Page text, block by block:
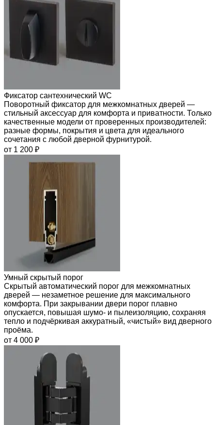
Фиксатор сантехнический WC
Поворотный фиксатор для межкомнатных дверей —
стильный аксессуар для комфорта и приватности. Только
качественные модели от проверенных производителей:
разные формы, покрытия и цвета для идеального
сочетания с любой дверной фурнитурой.
от 1 200 ₽
Умный скрытый порог
Скрытый автоматический порог для межкомнатных
дверей — незаметное решение для максимального
комфорта. При закрывании двери порог плавно
опускается, повышая шумо- и пылеизоляцию, сохраняя
тепло и подчёркивая аккуратный, «чистый» вид дверного
проёма.
от 4 000 ₽